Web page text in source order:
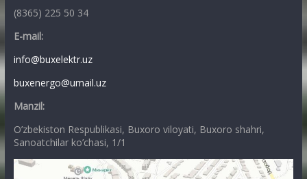
(8365) 225 50 34
E-mail:
info@buxelektr.uz
buxenergo@umail.uz
Manzil:
O’zbekiston Respublikasi, Buxoro viloyati, Buxoro shahri,
Sanoatchilar ko’chasi, 1/1